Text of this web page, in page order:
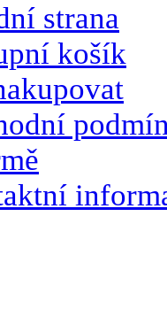
strana
košík